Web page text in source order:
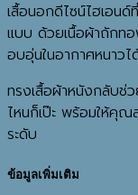
เสื้อนอกดีไซน์ไฮเอน
แบบ ด้วยเนื้อผ้าถักท
อบอุ่นในอากาศหนาว
ทรงเสื้อผ้าหนังกลับช่
ไหนก็เป๊ะ พร้อมให้คุณ
ระดับ
ข้อมูลเพิ่มเติม